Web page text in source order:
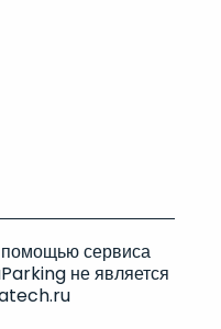
сервиса
не является